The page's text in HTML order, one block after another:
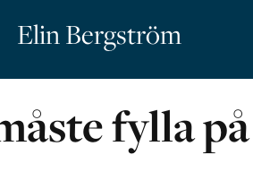
Elin Bergström
fylla på